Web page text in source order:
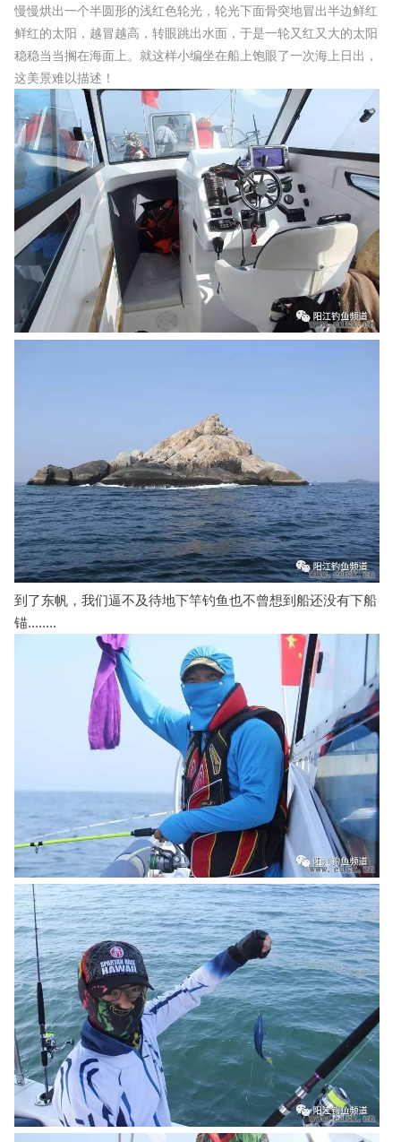
慢慢烘出一个半圆形的浅红色轮光，轮光下面骨突地冒出半边鲜红
鲜红的太阳，越冒越高，转眼跳出水面，于是一轮又红又大的太阳
稳稳当当搁在海面上。就这样小编坐在船上饱眼了一次海上日出，
这美景难以描述！
到了东帆，我们逼不及待地下竿钓鱼也不曾想到船还没有下船
锚........